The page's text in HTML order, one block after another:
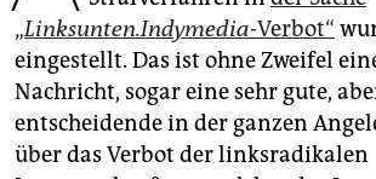
„Linksunten.Indymedia-Verbot“
eingestellt. Das ist ohne Zweifel
Nachricht, sogar eine sehr gute,
entscheidende in der ganzen
über das Verbot der linksradikalen